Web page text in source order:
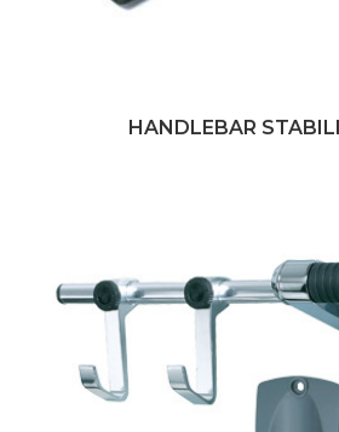
HANDLEBAR